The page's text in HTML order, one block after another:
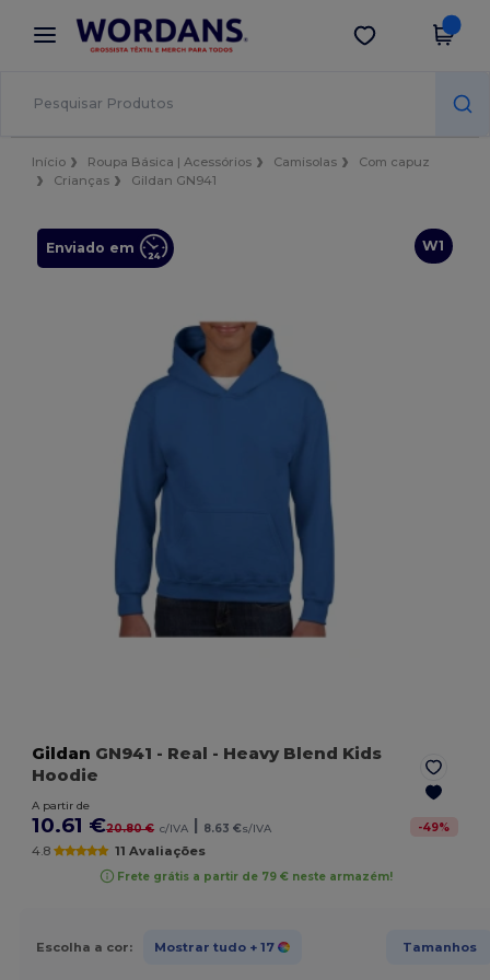
× App Wordans
Melhores preços na app!
Obter app
Início Roupa Básica | Acessórios Camisolas
Com capuz
Crianças
Gildan GN941
W1
Enviado em
Gildan GN941 - Real - Heavy Blend Kids
Hoodie
A partir de
10.61 €20.80 € c/IVA | 8.63 €s/IVA -49%
4.8 11 Avaliações
Frete grátis a partir de 79 € neste armazém!
Escolha a cor: Mostrar tudo + 17 Tamanhos